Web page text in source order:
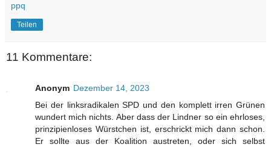
ppq
Teilen
11 Kommentare:
Anonym Dezember 14, 2023
Bei der linksradikalen SPD und den komplett irren Grünen
wundert mich nichts. Aber dass der Lindner so ein ehrloses,
prinzipienloses Würstchen ist, erschrickt mich dann schon.
Er sollte aus der Koalition austreten, oder sich selbst